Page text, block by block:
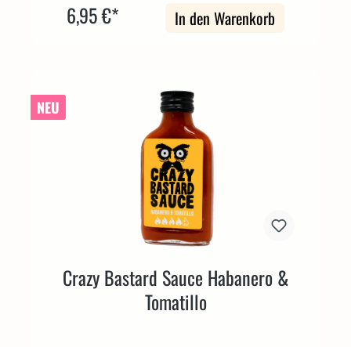
6,95 €* In den Warenkorb
NEU
Crazy Bastard Sauce Habanero &
Tomatillo